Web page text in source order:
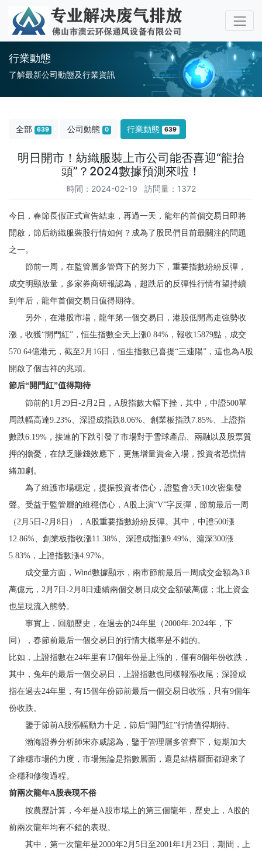
行業動態
了解最新公司動態及行業資訊
全部 639 公司動態 0 行業動態 639
明日開市！紡織服裝上市公司能否喜迎“龍抬
頭”？2024數據預測來啦！
時間：2024-02-19 訪問量：1372
今日，春節長假正式宣告結束，再過一天，龍年的首個交易日即將
開啟，節后紡織服裝股行情如何？成為了股民們目前最關注的問題
之一。
節前一周，在監管層多管齊下的努力下，重要指數紛紛反彈，
成交明顯放量，多家券商研報認為，超跌后的反彈性行情有望持續
到年后，龍年首個交易日值得期待。
另外，在港股市場，龍年第一個交易日，港股低開高走強勢收
漲，收獲“開門紅”，恒生指數全天上漲0.84%，報收15879點，成交
570.64億港元，截至2月16日，恒生指數已喜提“三連陽”，這也為A股
開啟了個吉祥的兆頭。
節后“開門紅”值得期待
節前的1月29日-2月2日，A股指數大幅下挫，其中，中證500單
周跌幅高達9.23%、深證成指跌8.06%、創業板指跌7.85%、上證指
數跌6.19%，接連的下跌引發了市場對于雪球產品、兩融以及股票質
押的擔憂，在缺乏賺錢效應下，更無增量資金入場，投資者恐慌情
緒加劇。
為了維護市場穩定，提振投資者信心，證監會3天10次密集發
聲。受益于監管層的維穩信心，A股上演“V”字反彈，節前最后一周
（2月5日-2月8日），A股重要指數紛紛反彈。其中，中證500漲
12.86%、創業板指收漲11.38%、深證成指漲9.49%、滬深300漲
5.83%，上證指數漲4.97%。
成交量方面，Wind數據顯示，兩市節前最后一周成交金額為3.8
萬億元，2月7日-2月8日連續兩個交易日成交金額破萬億；北上資金
也呈現流入態勢。
事實上，回顧歷史，在過去的24年里（2000年-2024年，下
同），春節前最后一個交易日的行情大概率是不錯的。
比如，上證指數在24年里有17個年份是上漲的，僅有8個年份收跌，
其中，兔年的最后一個交易日，上證指數也同樣報漲收尾；深證成
指在過去24年里，有15個年份節前最后一個交易日收漲，只有9個年
份收跌。
鑒于節前A股漲幅動力十足，節后“開門紅”行情值得期待。
渤海證券分析師宋亦威認為，鑒于管理層多管齊下，短期加大
了維穩市場的力度，市場無論是指數層面，還是結構層面都迎來了
企穩和修復過程。
前兩次龍年A股表現不俗
按農歷計算，今年是A股市場上的第三個龍年，歷史上，A股的
前兩次龍年均有不錯的表現。
其中，第一次龍年是2000年2月5日至2001年1月23日，期間，上